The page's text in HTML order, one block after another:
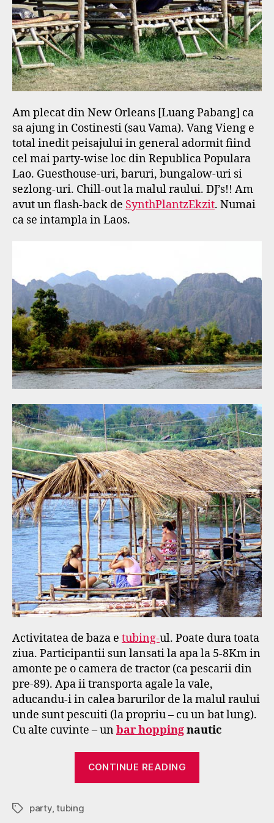
Am plecat din New Orleans [Luang Pabang] ca
sa ajung in Costinesti (sau Vama). Vang Vieng e
total inedit peisajului in general adormit fiind
cel mai party-wise loc din Republica Populara
Lao. Guesthouse-uri, baruri, bungalow-uri si
sezlong-uri. Chill-out la malul raului. DJ’s!! Am
avut un flash-back de SynthPlantzEkzit. Numai
ca se intampla in Laos.
Activitatea de baza e tubing-ul. Poate dura toata
ziua. Participantii sun lansati la apa la 5-8Km in
amonte pe o camera de tractor (ca pescarii din
pre-89). Apa ii transporta agale la vale,
aducandu-i in calea barurilor de la malul raului
unde sunt pescuiti (la propriu – cu un bat lung).
Cu alte cuvinte – unbar hoppingnautic
CONTINUE READING
Tagsparty,tubing